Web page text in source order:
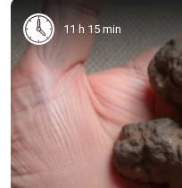
11 h 15 min